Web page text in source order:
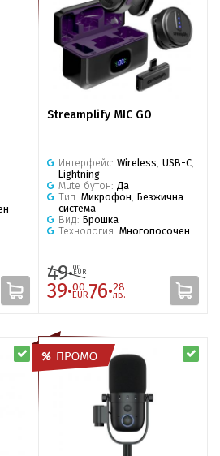
Streamplify MIC GO
Интерфейс: Wireless, USB-C,
Lightning
Mute бутон: Да
Тип: Микрофон, Безжична
система
Вид: Брошка
Технология: Многопосочен
49·00
EUR
39·00
EUR76·28
лв.